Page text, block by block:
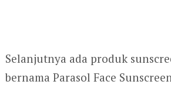
Selanjutnya ada produk
bernama Parasol Face